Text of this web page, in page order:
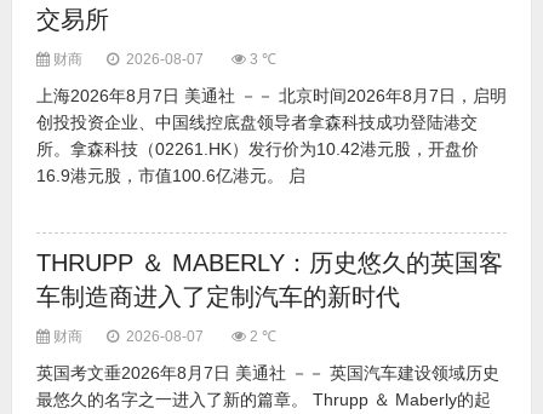
交易所
财商 2026-08-07 3 ℃
上海2026年8月7日 美通社 －－ 北京时间2026年8月7日，启明
创投投资企业、中国线控底盘领导者拿森科技成功登陆港交
所。拿森科技（02261.HK）发行价为10.42港元股，开盘价
16.9港元股，市值100.6亿港元。 启
THRUPP ＆ MABERLY：历史悠久的英国客
车制造商进入了定制汽车的新时代
财商 2026-08-07 2 ℃
英国考文垂2026年8月7日 美通社 －－ 英国汽车建设领域历史
最悠久的名字之一进入了新的篇章。 Thrupp ＆ Maberly的起